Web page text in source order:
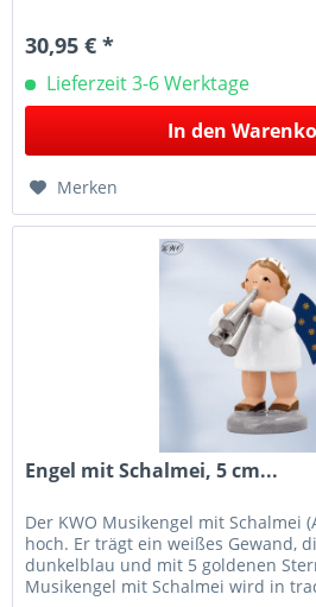
30,95 € *
Lieferzeit 3-6 Werktage
In den
Merken
Engel mit Schalmei, 5 cm...
Der KWO Musikengel mit Schalmei
hoch. Er trägt ein weißes Gewand,
dunkelblau und mit 5 goldenen
Musikengel mit Schalmei wird in